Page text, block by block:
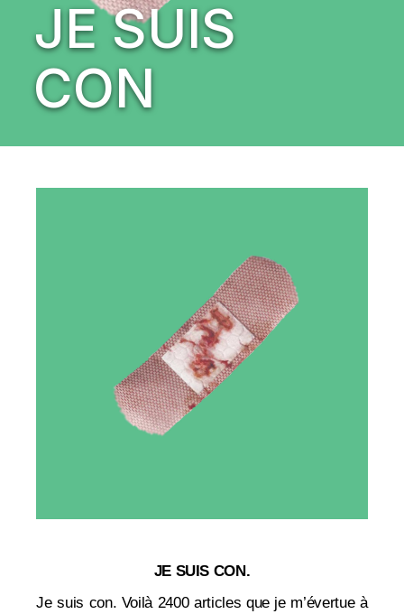
JE SUIS
CON
JE SUIS CON.
Je suis con. Voilà 2400 articles que je m’évertue à